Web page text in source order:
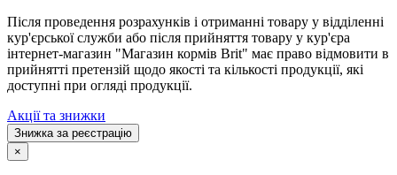
Після проведення розрахунків і отриманні товару у відділенні
кур'єрської служби або після прийняття товару у кур'єра
інтернет-магазин "Магазин кормів Brit" має право відмовити в
прийнятті претензій щодо якості та кількості продукції, які
доступні при огляді продукції.
Акції та знижки
Знижка за реєстрацію
×